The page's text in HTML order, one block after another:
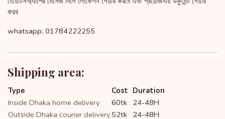
করব
whatsapp: 01784222255
Shipping area:
Type Cost Duration
Inside Dhaka home delivery
60tk 24-48H
Outside Dhaka courier delivery52tk 24-48H